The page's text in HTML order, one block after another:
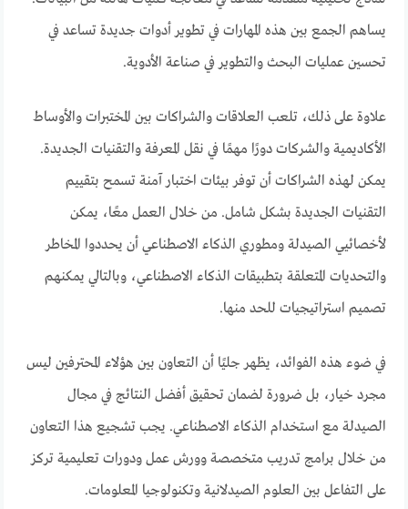
يساهم الجمع بين هذه المهارات في تطوير أدوات جديدة تساعد في
تحسين عمليات البحث والتطوير في صناعة الأدوية.
علاوة على ذلك، تلعب العلاقات والشراكات بين المختبرات والأوساط
الأكاديمية والشركات دورًا مهمًا في نقل المعرفة والتقنيات الجديدة.
يمكن لهذه الشراكات أن توفر بيئات اختبار آمنة تسمح بتقييم
التقنيات الجديدة بشكل شامل. من خلال العمل معًا، يمكن
لأخصائيي الصيدلة ومطوري الذكاء الاصطناعي أن يحددوا المخاطر
والتحديات المتعلقة بتطبيقات الذكاء الاصطناعي، وبالتالي يمكنهم
تصميم استراتيجيات للحد منها.
في ضوء هذه الفوائد، يظهر جليًا أن التعاون بين هؤلاء المحترفين ليس
مجرد خيار، بل ضرورة لضمان تحقيق أفضل النتائج في مجال
الصيدلة مع استخدام الذكاء الاصطناعي. يجب تشجيع هذا التعاون
من خلال برامج تدريب متخصصة وورش عمل ودورات تعليمية تركز
على التفاعل بين العلوم الصيدلانية وتكنولوجيا المعلومات.